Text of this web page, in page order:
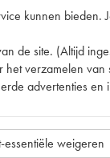
kunnen bieden.
de site. (Altijd
verzamelen van
advertenties en
essentiële weigeren